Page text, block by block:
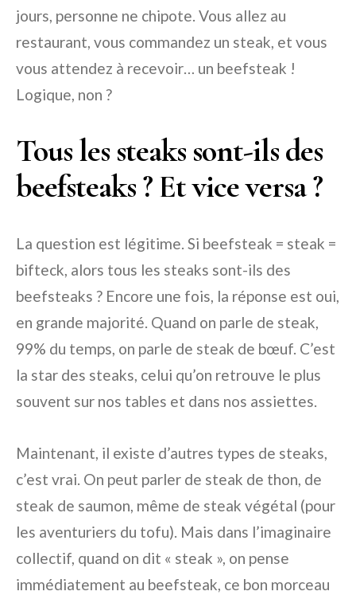
jours, personne ne chipote. Vous allez au
restaurant, vous commandez un steak, et vous
vous attendez à recevoir… un beefsteak !
Logique, non ?
Tous les steaks sont-ils des
beefsteaks ? Et vice versa ?
La question est légitime. Si beefsteak = steak =
bifteck, alors tous les steaks sont-ils des
beefsteaks ? Encore une fois, la réponse est oui,
en grande majorité. Quand on parle de steak,
99% du temps, on parle de steak de bœuf. C’est
la star des steaks, celui qu’on retrouve le plus
souvent sur nos tables et dans nos assiettes.
Maintenant, il existe d’autres types de steaks,
c’est vrai. On peut parler de steak de thon, de
steak de saumon, même de steak végétal (pour
les aventuriers du tofu). Mais dans l’imaginaire
collectif, quand on dit « steak », on pense
immédiatement au beefsteak, ce bon morceau